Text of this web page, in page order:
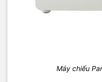
Máy chiếu